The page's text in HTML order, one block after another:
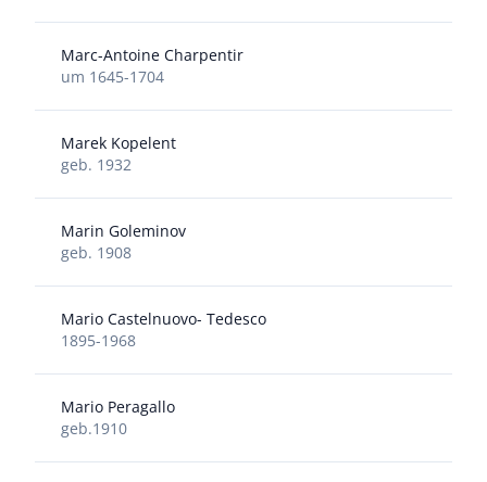
Marc-Antoine Charpentir
um 1645-1704
Marek Kopelent
geb. 1932
Marin Goleminov
geb. 1908
Mario Castelnuovo- Tedesco
1895-1968
Mario Peragallo
geb.1910